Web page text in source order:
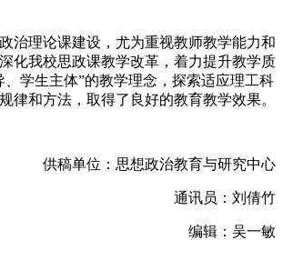
治理论课建设，尤为重视教师教学能力和
化我校思政课教学改革，着力提升教学质
、学生主体”的教学理念，探索适应理工科
律和方法，取得了良好的教育教学效果。
供稿单位：思想政治教育与研究中心
通讯员：刘倩竹
编辑：吴一敏